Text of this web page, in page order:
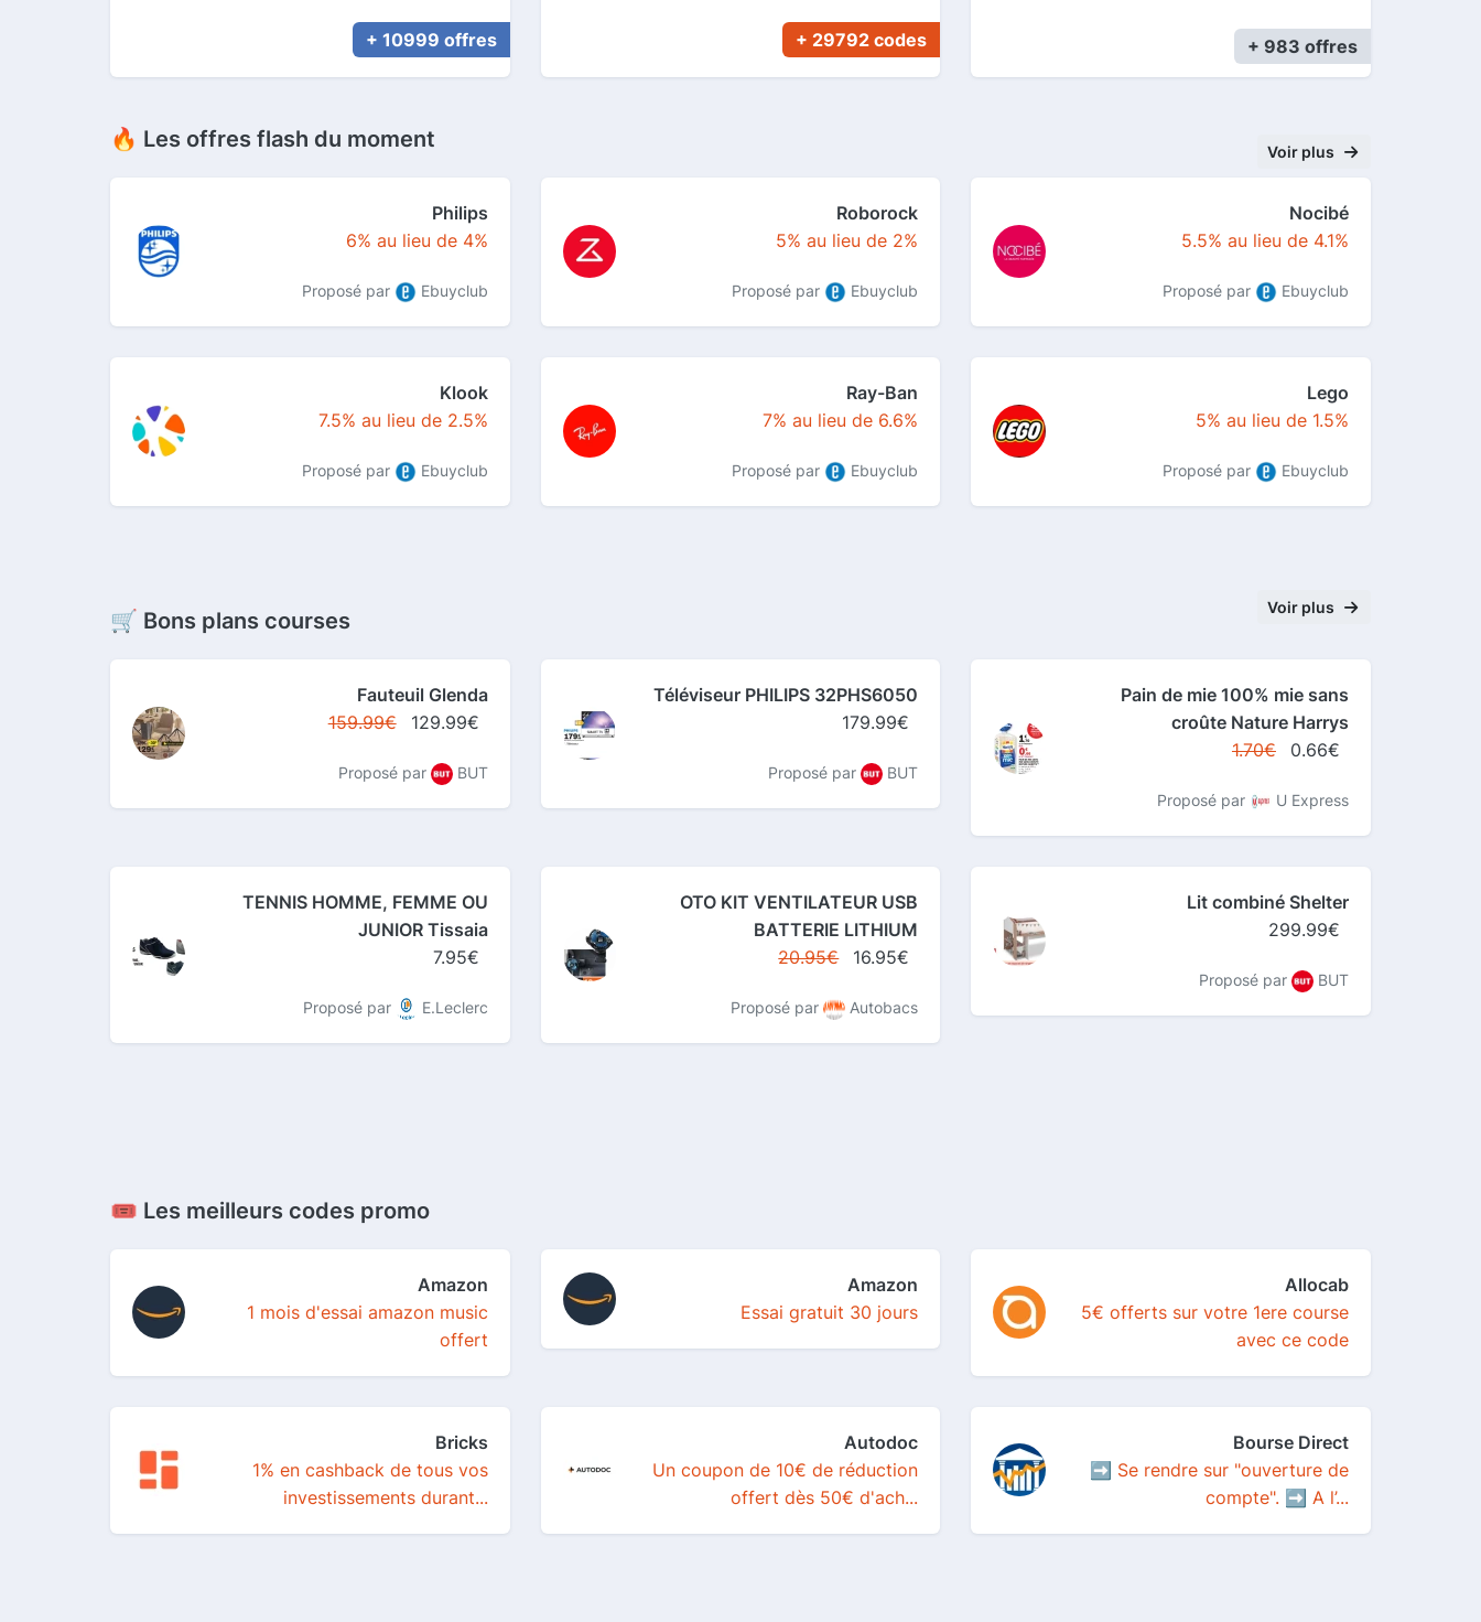
+ 10999 offres + 29792 codes + 983 offres
🔥 Les offres flash du moment Voir plus
Philips
6% au lieu de 4%
Proposé par Ebuyclub
Roborock
5% au lieu de 2%
Proposé par Ebuyclub
Nocibé
5.5% au lieu de 4.1%
Proposé par Ebuyclub
Klook
7.5% au lieu de 2.5%
Proposé par Ebuyclub
Ray-Ban
7% au lieu de 6.6%
Proposé par Ebuyclub
Lego
5% au lieu de 1.5%
Proposé par Ebuyclub
🛒 Bons plans courses
Voir plus
Fauteuil Glenda
159.99€
129.99€
Proposé par BUT
Téléviseur PHILIPS 32PHS6050
179.99€
Proposé par BUT
Pain de mie 100% mie sans
croûte Nature Harrys
1.70€
0.66€
Proposé par U Express
TENNIS HOMME, FEMME OU
JUNIOR Tissaia
7.95€
Proposé par E.Leclerc
OTO KIT VENTILATEUR USB
BATTERIE LITHIUM
20.95€
16.95€
Proposé par Autobacs
Lit combiné Shelter
299.99€
Proposé par BUT
🎟️ Les meilleurs codes promo
Amazon
1 mois d'essai amazon music
offert
Amazon
Essai gratuit 30 jours
Allocab
5€ offerts sur votre 1ere course
avec ce code
Bricks
1% en cashback de tous vos
investissements durant...
Autodoc
Un coupon de 10€ de réduction
offert dès 50€ d'ach...
Bourse Direct
➡️ Se rendre sur "ouverture de
compte". ➡️ A l’...